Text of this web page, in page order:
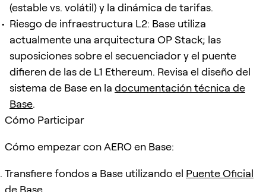
(estable vs. volátil) y la dinámica de tarifas.
Riesgo de infraestructura L2: Base utiliza
actualmente una arquitectura OP Stack; las
suposiciones sobre el secuenciador y el puente
difieren de las de L1 Ethereum. Revisa el diseño del
sistema de Base en la documentación técnica de
Base.
Cómo Participar
Cómo empezar con AERO en Base:
Transfiere fondos a Base utilizando el Puente Oficial
de Base.